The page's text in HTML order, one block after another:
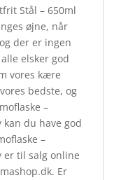
Stål – 650ml
øjne, når
der er ingen
elsker god
vores kære
bedste, og
–
kan du have god
–
er til salg online
Er